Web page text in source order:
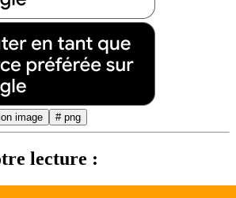
image # png
lecture :